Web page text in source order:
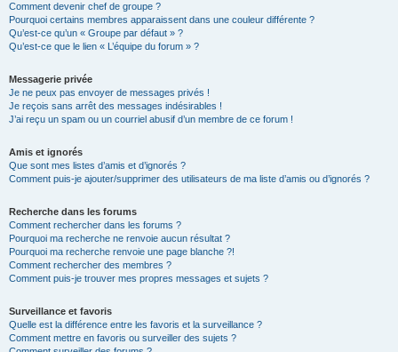
Comment devenir chef de groupe ?
Pourquoi certains membres apparaissent dans une couleur différente ?
Qu’est-ce qu’un « Groupe par défaut » ?
Qu’est-ce que le lien « L’équipe du forum » ?
Messagerie privée
Je ne peux pas envoyer de messages privés !
Je reçois sans arrêt des messages indésirables !
J’ai reçu un spam ou un courriel abusif d’un membre de ce forum !
Amis et ignorés
Que sont mes listes d’amis et d’ignorés ?
Comment puis-je ajouter/supprimer des utilisateurs de ma liste d’amis ou d’ignorés ?
Recherche dans les forums
Comment rechercher dans les forums ?
Pourquoi ma recherche ne renvoie aucun résultat ?
Pourquoi ma recherche renvoie une page blanche ?!
Comment rechercher des membres ?
Comment puis-je trouver mes propres messages et sujets ?
Surveillance et favoris
Quelle est la différence entre les favoris et la surveillance ?
Comment mettre en favoris ou surveiller des sujets ?